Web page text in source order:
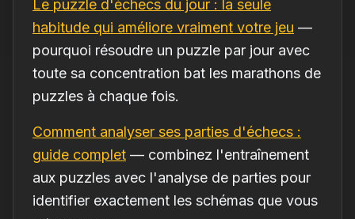
Le puzzle d'échecs du jour : la seule
habitude qui améliore vraiment votre jeu —
pourquoi résoudre un puzzle par jour avec
toute sa concentration bat les marathons de
puzzles à chaque fois.
Comment analyser ses parties d'échecs :
guide complet — combinez l'entraînement
aux puzzles avec l'analyse de parties pour
identifier exactement les schémas que vous